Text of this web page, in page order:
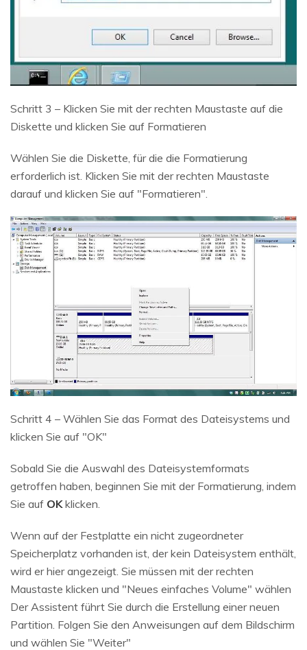
Schritt 3 – Klicken Sie mit der rechten Maustaste auf die
Diskette und klicken Sie auf Formatieren
Wählen Sie die Diskette, für die die Formatierung
erforderlich ist. Klicken Sie mit der rechten Maustaste
darauf und klicken Sie auf "Formatieren".
Schritt 4 – Wählen Sie das Format des Dateisystems und
klicken Sie auf "OK"
Sobald Sie die Auswahl des Dateisystemformats
getroffen haben, beginnen Sie mit der Formatierung, indem
Sie auf OKklicken.
Wenn auf der Festplatte ein nicht zugeordneter
Speicherplatz vorhanden ist, der kein Dateisystem enthält,
wird er hier angezeigt. Sie müssen mit der rechten
Maustaste klicken und "Neues einfaches Volume" wählen
Der Assistent führt Sie durch die Erstellung einer neuen
Partition. Folgen Sie den Anweisungen auf dem Bildschirm
und wählen Sie "Weiter"